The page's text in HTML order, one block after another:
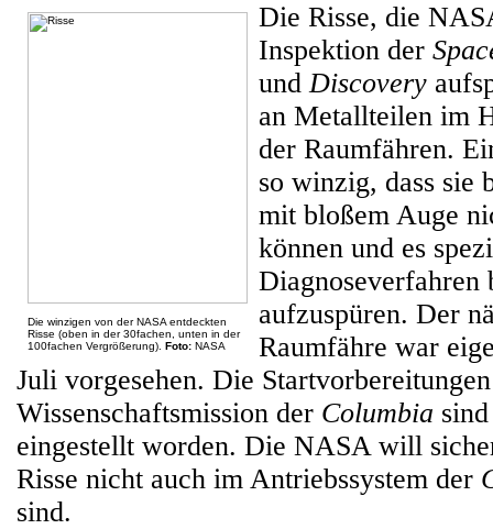
Die winzigen von der NASA entdeckten
Risse (oben in der 30fachen, unten in der
100fachen Vergrößerung). Foto: NASA
Die Risse, die
Inspektion der
undDiscovery
an Metallteilen im
der Raumfähren.
so winzig, dass sie
mit bloßem Auge
können und es
Diagnoseverfahren
aufzuspüren. Der
Raumfähre war
Juli vorgesehen. Die
Wissenschaftsmission der Columbia
eingestellt worden. Die NASA will
Risse nicht auch im Antriebssystem der
sind.